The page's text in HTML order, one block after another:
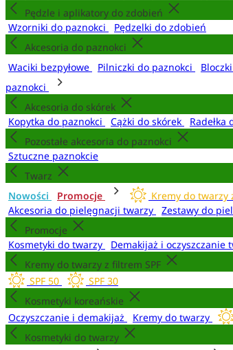
Pędzle i aplikatory do zdobień
Wzorniki do paznokci
Pędzelki do zdobień
Akcesoria do paznokci
Waciki bezpyłowe
Pilniczki do paznokci
paznokci
Akcesoria do skórek
Kopytka do paznokci
Cążki do skórek Radełka
Pozostałe akcesoria do paznokci
Sztuczne paznokcie
Twarz
Nowości
Promocje Kremy do twarzy
Akcesoria do pielęgnacji twarzy
Zestawy do
Promocje
Kosmetyki do twarzy
Demakijaż i oczyszczanie
Kremy do twarzy z filtrem SPF
SPF 50
SPF 30
Kosmetyki koreańskie
Oczyszczanie i demakijaż
Kremy do twarzy
Kosmetyki do twarzy